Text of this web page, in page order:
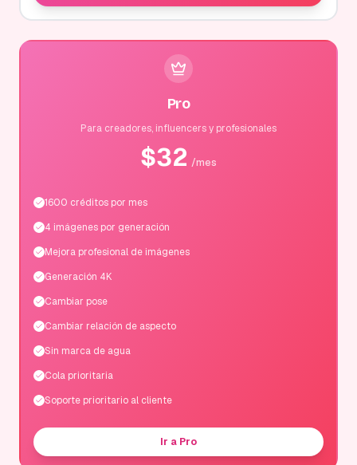
Pro
Para creadores, influencers y profesionales
$32 /mes
1600 créditos por mes
4 imágenes por generación
Mejora profesional de imágenes
Generación 4K
Cambiar pose
Cambiar relación de aspecto
Sin marca de agua
Cola prioritaria
Soporte prioritario al cliente
Ir a Pro